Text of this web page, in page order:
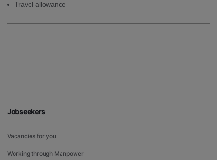
Travel allowance
Jobseekers
Vacancies for you
Working through Manpower